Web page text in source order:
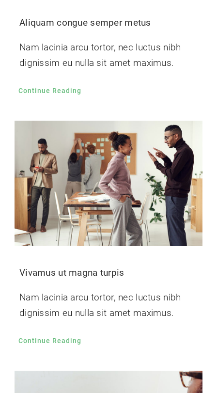
Aliquam congue semper metus
Nam lacinia arcu tortor, nec luctus nibh
dignissim eu nulla sit amet maximus.
Continue Reading
Vivamus ut magna turpis
Nam lacinia arcu tortor, nec luctus nibh
dignissim eu nulla sit amet maximus.
Continue Reading